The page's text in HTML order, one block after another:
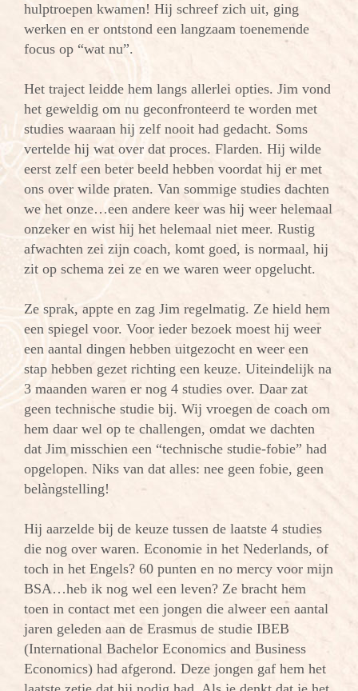
hulptroepen kwamen! Hij schreef zich uit, ging
werken en er ontstond een langzaam toenemende
focus op “wat nu”.
Het traject leidde hem langs allerlei opties. Jim vond
het geweldig om nu geconfronteerd te worden met
studies waaraan hij zelf nooit had gedacht. Soms
vertelde hij wat over dat proces. Flarden. Hij wilde
eerst zelf een beter beeld hebben voordat hij er met
ons over wilde praten. Van sommige studies dachten
we het onze…een andere keer was hij weer helemaal
onzeker en wist hij het helemaal niet meer. Rustig
afwachten zei zijn coach, komt goed, is normaal, hij
zit op schema zei ze en we waren weer opgelucht.
Ze sprak, appte en zag Jim regelmatig. Ze hield hem
een spiegel voor. Voor ieder bezoek moest hij weer
een aantal dingen hebben uitgezocht en weer een
stap hebben gezet richting een keuze. Uiteindelijk na
3 maanden waren er nog 4 studies over. Daar zat
geen technische studie bij. Wij vroegen de coach om
hem daar wel op te challengen, omdat we dachten
dat Jim misschien een “technische studie-fobie” had
opgelopen. Niks van dat alles: nee geen fobie, geen
belàngstelling!
Hij aarzelde bij de keuze tussen de laatste 4 studies
die nog over waren. Economie in het Nederlands, of
toch in het Engels? 60 punten en no mercy voor mijn
BSA…heb ik nog wel een leven? Ze bracht hem
toen in contact met een jongen die alweer een aantal
jaren geleden aan de Erasmus de studie IBEB
(International Bachelor Economics and Business
Economics) had afgerond. Deze jongen gaf hem het